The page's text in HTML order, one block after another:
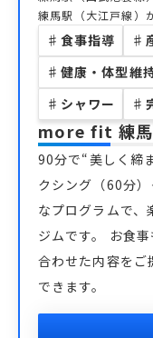
練馬駅（大江戸線）
♯ 食事指導 ♯
♯ 健康・体型維
♯ シャワー ♯
more fit 練
90分で“美しく締
クシング（60分
なプログラムで、
ジムです。 お食
合わせた内容をご
できます。